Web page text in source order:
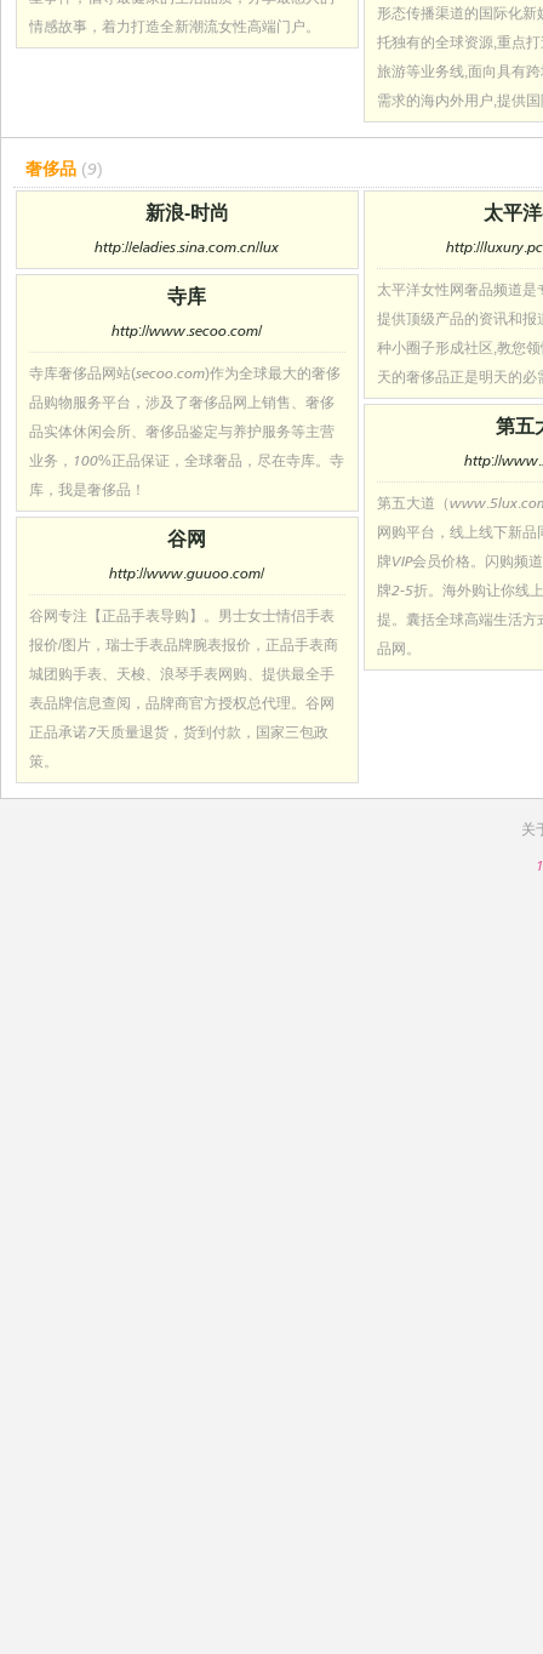
形态传播渠道的国际化
托独有的全球资源,重点
旅游等业务线,面向具有
需求的海内外用户,提供
情感故事，着力打造全新潮流女性高端门户。
奢侈品 (9)
新浪-时尚
http://eladies.sina.com.cn/lux
太平
http://
太平洋女性网奢品频道
提供顶级产品的资讯和报
种小圈子形成社区,教您
天的奢侈品正是明天的必
寺库
http://www.secoo.com/
寺库奢侈品网站(secoo.com)作为全球最大的奢侈
品购物服务平台，涉及了奢侈品网上销售、奢侈
品实体休闲会所、奢侈品鉴定与养护服务等主营
业务，100%正品保证，全球奢品，尽在寺库。寺
库，我是奢侈品！
第五
http://
第五大道（
网购平台，线上线下新
牌VIP会员价格。闪购频
牌2-5折。海外购让你线
提。囊括全球高端生活方
品网。
谷网
http://www.guuoo.com/
谷网专注【正品手表导购】。男士女士情侣手表
报价/图片，瑞士手表品牌腕表报价，正品手表商
城团购手表、天梭、浪琴手表网购、提供最全手
表品牌信息查阅，品牌商官方授权总代理。谷网
正品承诺7天质量退货，货到付款，国家三包政
策。
关